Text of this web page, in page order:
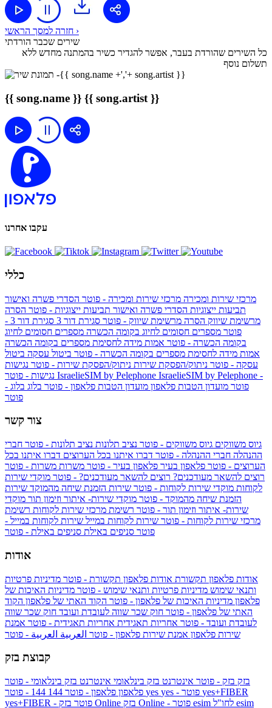
חזרה למסך הראשי ›
שירים שכבר הורדתי
כל השירים שהורדת בעבר, אפשר להגדיר כשיר בהמתנה מחדש ללא
תשלום נוסף
{{ song.name }} {{ song.artist }}
עקבו אחרנו
כללי
מרכזי שירות ומכירה מרכזי שירות ומכירה - פוטר הסדרי פשרה ואישור
תביעות ייצוגיות הסדרי פשרה ואישור תביעות ייצוגיות - פוטר הסרה
מרשימת שיווק הסרה מרשימת שיווק - פוטר סגירת דור 3
סגירת דור 3 -
פוטר מספרים חסומים לחיוג בקומה הכשרה מספרים חסומים לחיוג
בקומה הכשרה - פוטר אמות מידה לחסימת מספרים בקומה הכשרה
אמות מידה לחסימת מספרים בקומה הכשרה - פוטר ביטול עסקה ביטול
עסקה - פוטר ניתוק/הפסקת שירות ניתוק/הפסקת שירות - פוטר נגישות
IsraelieSIM by Pelephone IsraelieSIM by Pelephone -
פוטר מועדון הטבות פלאפון מועדון הטבות פלאפון - פוטר בלוג בלוג -
פוטר
צור קשר
גיוס משווקים גיוס משווקים - פוטר נציב תלונות נציב תלונות - פוטר חברי
ההנהלה חברי ההנהלה - פוטר דברו איתנו בכל הערוצים דברו איתנו בכל
הערוצים - פוטר פלאפון בעיר פלאפון בעיר - פוטר משרות משרות - פוטר
רוצים להשאר מעודכנים? רוצים להשאר מעודכנים? - פוטר מוקדי שירות
לקוחות מוקדי שירות לקוחות - פוטר שירות הזמנת שיחה מהמוקד שירות
הזמנת שיחה מהמוקד - פוטר מוקדי שירות- איתור וזימון תור מוקדי
שירות- איתור וזימון תור - פוטר רשימת מרכזי שירות לקוחות רשימת
מרכזי שירות לקוחות - פוטר שירות לקוחות במייל שירות לקוחות במייל -
פוטר סניפים באילת סניפים באילת - פוטר
אודות
אודות פלאפון תקשורת אודות פלאפון תקשורת - פוטר מדיניות פרטיות
ותנאי שימוש מדיניות פרטיות ותנאי שימוש - פוטר מדיניות האיכות של
פלאפון מדיניות האיכות של פלאפון - פוטר הקוד האתי של פלאפון הקוד
האתי של פלאפון - פוטר חוק שכר שווה לעובדת ועובד חוק שכר שווה
לעובדת ועובד - פוטר אחריות תאגידית אחריות תאגידית - פוטר אמנת
שירות פלאפון אמנת שירות פלאפון - פוטר العربية العربية - פוטר
קבוצת בזק
בזק בזק - פוטר אינטרנט בזק בינלאומי אינטרנט בזק בינלאומי - פוטר
פלאפון פלאפון - פוטר 144 yes
yes+FIBER
yes+FIBER - פוטר בזק Online esim